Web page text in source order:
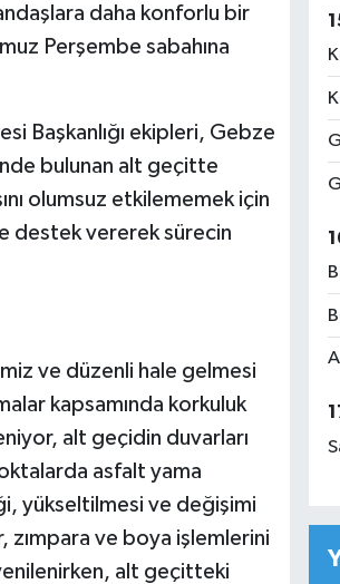
daha konforlu bir
Perşembe sabahına
Başkanlığı ekipleri, Gebze
bulunan alt geçitte
olumsuz etkilememek için
destek vererek sürecin
ve düzenli hale gelmesi
kapsamında korkuluk
alt geçidin duvarları
asfalt yama
yükseltilmesi ve değişimi
zımpara ve boya işlemlerini
alt geçitteki